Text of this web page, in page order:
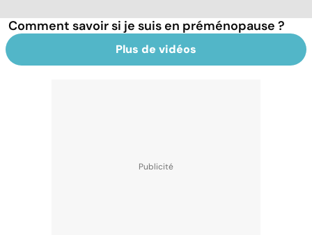
Comment savoir si je suis en préménopause ?
Plus de vidéos